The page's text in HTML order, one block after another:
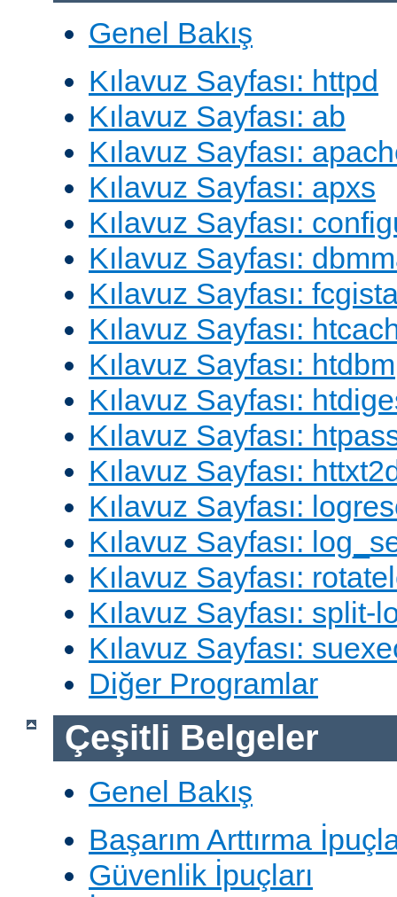
Genel Bakış
Kılavuz Sayfası: httpd
Kılavuz Sayfası: ab
Kılavuz Sayfası:
Kılavuz Sayfası: apxs
Kılavuz Sayfası:
Kılavuz Sayfası:
Kılavuz Sayfası:
Kılavuz Sayfası:
Kılavuz Sayfası: htdbm
Kılavuz Sayfası:
Kılavuz Sayfası:
Kılavuz Sayfası:
Kılavuz Sayfası:
Kılavuz Sayfası:
Kılavuz Sayfası:
Kılavuz Sayfası: split-
Kılavuz Sayfası:
Diğer Programlar
Çeşitli Belgeler
Genel Bakış
Başarım Arttırma
Güvenlik İpuçları